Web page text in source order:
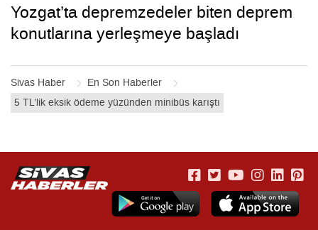
Sivas Haber
En Son Haberler
5 TL’lik eksik ödeme yüzünden minibüs karıştı
Yozgat’ta depremzedeler biten deprem
konutlarına yerleşmeye başladı